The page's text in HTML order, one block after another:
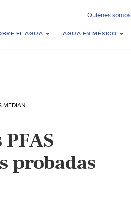
Quiénes somos
EL AGUA AGUA EN MÉXICO
MUNDO-COMBATIR LOS PFAS MEDIANTE TECNOLOGÍAS PROBADAS PARA EL AGUA (IAGUA)
probadas